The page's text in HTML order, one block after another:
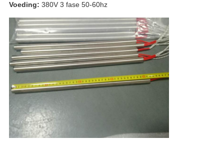
Voeding: 380V 3 fase 50-60hz